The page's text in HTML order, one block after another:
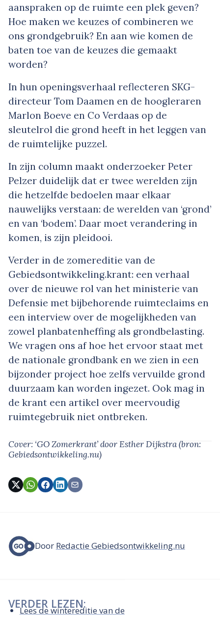
aanspraken op de ruimte een plek geven?
Hoe maken we keuzes of combineren we
ons grondgebruik? En aan wie komen de
baten toe van de keuzes die gemaakt
worden?
In hun openingsverhaal reflecteren SKG-
directeur Tom Daamen en de hoogleraren
Marlon Boeve en Co Verdaas op de
sleutelrol die grond heeft in het leggen van
de ruimtelijke puzzel.
In zijn column maakt onderzoeker Peter
Pelzer duidelijk dat er twee werelden zijn
die hetzelfde bedoelen maar elkaar
nauwelijks verstaan: de werelden van ‘grond’
en van ‘bodem’. Daar moet verandering in
komen, is zijn pleidooi.
Verder in de zomereditie van de
Gebiedsontwikkeling.krant: een verhaal
over de nieuwe rol van het ministerie van
Defensie met bijbehorende ruimteclaims en
een interview over de mogelijkheden van
zowel planbatenheffing als grondbelasting.
We vragen ons af hoe het ervoor staat met
de nationale grondbank en we zien in een
bijzonder project hoe zelfs vervuilde grond
duurzaam kan worden ingezet. Ook mag in
de krant een artikel over meervoudig
ruimtegebruik niet ontbreken.
Cover: ‘GO Zomerkrant’door Esther Dijkstra(bron:
Gebiedsontwikkeling.nu)
Door Redactie Gebiedsontwikkeling.nu
VERDER LEZEN:
Lees de wintereditie van de